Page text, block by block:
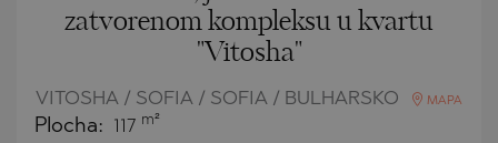
zatvorenom kompleksu u kvartu
"Vitosha"
VITOSHA / SOFIA / SOFIA / BULHARSKO MAPA
Plocha: 117 m²